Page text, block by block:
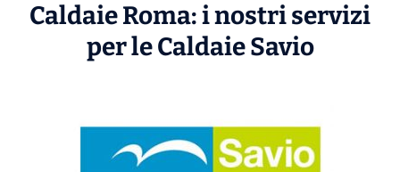
Caldaie Roma: i nostri servizi
per le CaldaieSavio